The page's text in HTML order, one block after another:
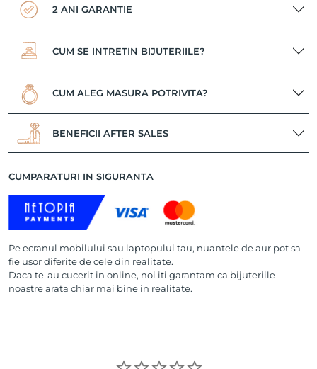
2 ANI GARANTIE
CUM SE INTRETIN BIJUTERIILE?
CUM ALEG MASURA POTRIVITA?
BENEFICII AFTER SALES
CUMPARATURI IN SIGURANTA
Pe ecranul mobilului sau laptopului tau, nuantele de aur pot sa
fie usor diferite de cele din realitate.
Daca te-au cucerit in online, noi iti garantam ca bijuteriile
noastre arata chiar mai bine in realitate.